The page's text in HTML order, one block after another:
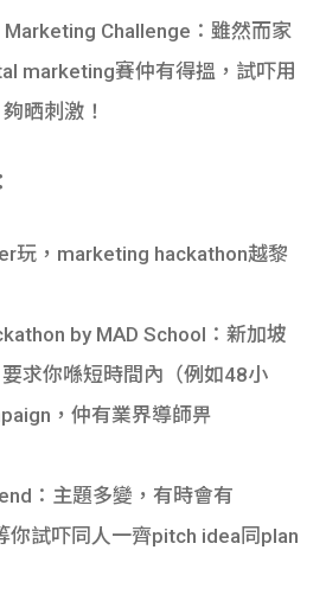
Marketing Challenge ：雖然而家
marketing賽仲有得搵，試吓用
晒刺激！
玩，marketing hackathon越黎
by MAD School ：新加坡
求你喺短時間內（例如48小
，仲有業界導師畀
：主題多變，有時會有
試吓同人一齊pitch idea同plan